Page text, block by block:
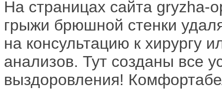
На страницах сайта gryzha-
грыжи брюшной стенки
на консультацию к хирургу
анализов. Тут созданы все
выздоровления!